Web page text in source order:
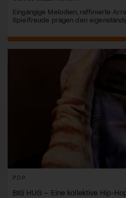
Eingängige Melodien, raffinierte
Spielfreude prägen den
POP
BIG HUG – Eine kollektive Hip-